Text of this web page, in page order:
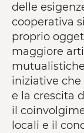
delle
cooperativa
proprio
maggiore
iniziative che
e la crescita
il
locali e il